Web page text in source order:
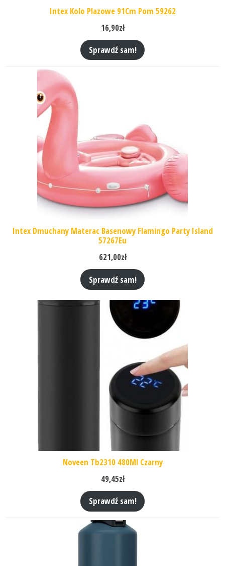
Intex Kolo Plazowe 91Cm Pom 59262
16,90zł
Sprawdź sam!
Intex Dmuchany Materac Basenowy Flamingo Party Island
57267Eu
621,00zł
Sprawdź sam!
Noveen Tb2310 480Ml Czarny
49,45zł
Sprawdź sam!